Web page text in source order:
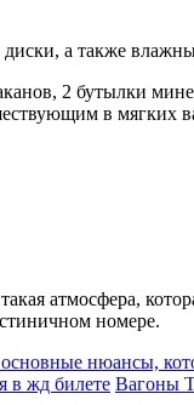
а также
2 бутылки
в мягких
атмосфера,
номере.
нюансы,
в жд билете Вагоны